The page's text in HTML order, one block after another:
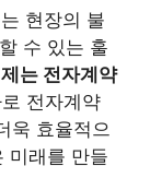
현장의 불
수 있는 훌
는 전자계약
전자계약
욱 효율적으
미래를 만들